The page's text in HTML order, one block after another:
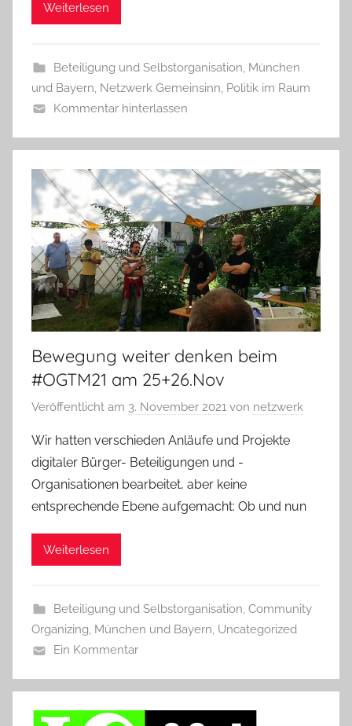
Weiterlesen
Beteiligung und Selbstorganisation, München
und Bayern, Netzwerk Gemeinsinn, Politik im Raum
Kommentar hinterlassen
Bewegung weiter denken beim
#OGTM21 am 25+26.Nov
Veröffentlicht am 3. November 2021 von netzwerk
Wir hatten verschieden Anläufe und Projekte
digitaler Bürger- Beteiligungen und -
Organisationen bearbeitet, aber keine
entsprechende Ebene aufgemacht: Ob und nun
Weiterlesen
Beteiligung und Selbstorganisation, Community
Organizing, München und Bayern, Uncategorized
Ein Kommentar